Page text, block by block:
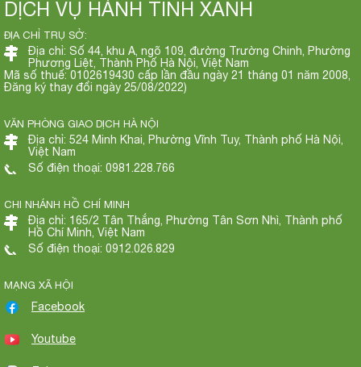
DỊCH VỤ HÀNH TINH XANH
ĐỊA CHỈ TRỤ SỞ:
Địa chỉ: Số 44, khu A, ngõ 109, đường Trường Chinh, Phường
Phương Liệt, Thành Phố Hà Nội, Việt Nam
Mã số thuế: 0102619430 cấp lần đầu ngày 21 tháng 01 năm 2008,
Đăng ký thay đổi ngày 25/08/2022)
VĂN PHÒNG GIAO DỊCH HÀ NỘI
Địa chỉ: 524 Minh Khai, Phường Vĩnh Tuy, Thành phố Hà Nội,
Việt Nam
Số điện thoại: 0981.228.766
CHI NHÁNH HỒ CHÍ MINH
Địa chỉ: 165/2 Tân Thắng, Phường Tân Sơn Nhì, Thành phố
Hồ Chí Minh, Việt Nam
Số điện thoại: 0912.026.829
MẠNG XÃ HỘI
Facebook
Youtube